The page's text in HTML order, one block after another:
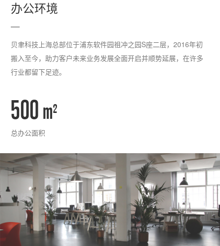
办公环境
贝聿科技上海总部位于浦东软件园祖冲之园S座二层，2016年初
搬入至今，助力客户未来业务发展全面开启并顺势延展，在许多
行业都留下足迹。
500 m2
总办公面积